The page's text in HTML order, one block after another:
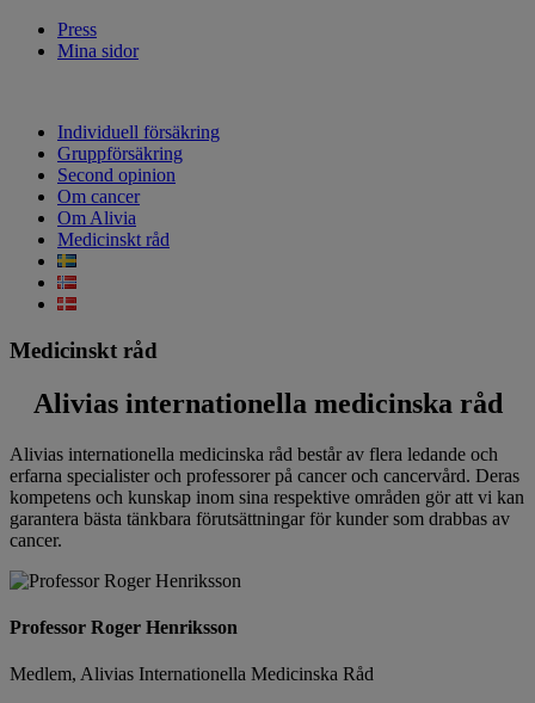
Press
Mina sidor
Individuell försäkring
Gruppförsäkring
Second opinion
Om cancer
Om Alivia
Medicinskt råd
Medicinskt råd
Alivias internationella medicinska råd
Alivias internationella medicinska råd består av flera ledande och
erfarna specialister och professorer på cancer och cancervård. Deras
kompetens och kunskap inom sina respektive områden gör att vi kan
garantera bästa tänkbara förutsättningar för kunder som drabbas av
cancer.
Professor Roger Henriksson
Medlem, Alivias Internationella Medicinska Råd